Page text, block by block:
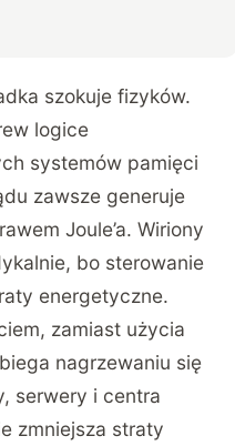
szokuje fizyków.
logice
systemów pamięci
zawsze generuje
Joule’a. Wiriony
bo sterowanie
energetyczne.
zamiast użycia
nagrzewaniu się
serwery i centra
zmniejsza straty